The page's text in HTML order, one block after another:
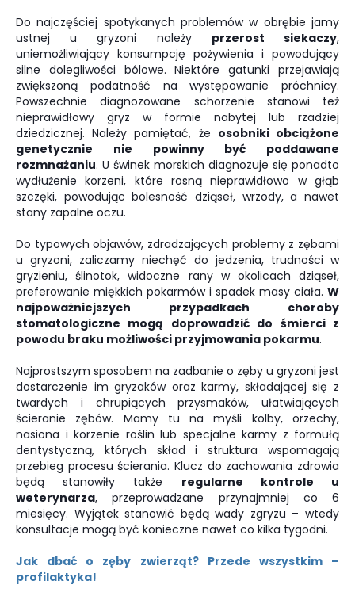
Do najczęściej spotykanych problemów w obrębie jamy
ustnej u gryzoni należy przerost siekaczy,
uniemożliwiający konsumpcję pożywienia i powodujący
silne dolegliwości bólowe. Niektóre gatunki przejawiają
zwiększoną podatność na występowanie próchnicy.
Powszechnie diagnozowane schorzenie stanowi też
nieprawidłowy gryz w formie nabytej lub rzadziej
dziedzicznej. Należy pamiętać, że osobniki obciążone
genetycznie nie powinny być poddawane
rozmnażaniu. U świnek morskich diagnozuje się ponadto
wydłużenie korzeni, które rosną nieprawidłowo w głąb
szczęki, powodując bolesność dziąseł, wrzody, a nawet
stany zapalne oczu.
Do typowych objawów, zdradzających problemy z zębami
u gryzoni, zaliczamy niechęć do jedzenia, trudności w
gryzieniu, ślinotok, widoczne rany w okolicach dziąseł,
preferowanie miękkich pokarmów i spadek masy ciała. W
najpoważniejszych przypadkach
choroby
stomatologiczne mogą doprowadzić do śmierci z
powodu braku możliwości przyjmowania pokarmu.
Najprostszym sposobem na zadbanie o zęby u gryzoni jest
dostarczenie im gryzaków oraz karmy, składającej się z
twardych i chrupiących przysmaków, ułatwiających
ścieranie zębów. Mamy tu na myśli kolby, orzechy,
nasiona i korzenie roślin lub specjalne karmy z formułą
dentystyczną, których skład i struktura wspomagają
przebieg procesu ścierania. Klucz do zachowania zdrowia
będą stanowiły także regularne kontrole u
weterynarza, przeprowadzane przynajmniej co 6
miesięcy. Wyjątek stanowić będą wady zgryzu – wtedy
konsultacje mogą być konieczne nawet co kilka tygodni.
Jak dbać o zęby zwierząt? Przede wszystkim –
profilaktyka!